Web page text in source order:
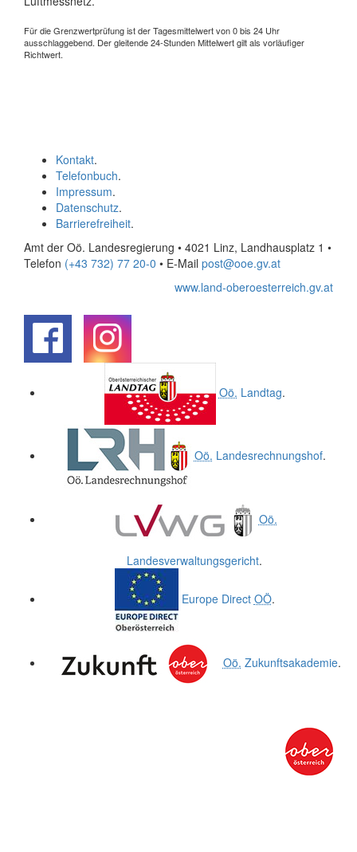
Für die Grenzwertprüfung ist der Tagesmittelwert von 0 bis 24 Uhr
ausschlaggebend. Der gleitende 24-Stunden Mittelwert gilt als vorläufiger
Richtwert.
Kontakt.
Telefonbuch.
Impressum.
Datenschutz.
Barrierefreiheit.
Amt der Oö. Landesregierung • 4021 Linz, Landhausplatz 1 •
Telefon (+43 732) 77 20-0 • E-Mail post@ooe.gv.at
www.land-oberoesterreich.gv.at
Oö. Landtag.
Oö. Landesrechnungshof.
Oö.
Landesverwaltungsgericht.
Europe Direct OÖ.
Oö. Zukunftsakademie.